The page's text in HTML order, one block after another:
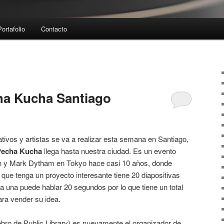
Contacto
Kucha Santiago
y artistas se va a realizar esta semana en Santiago,
Kucha llega hasta nuestra ciudad. Es un evento
y Mark Dytham en Tokyo hace casi 10 años, donde
tenga un proyecto interesante tiene 20 diapositivas
una puede hablar 20 segundos por lo que tiene un total
vender su idea.